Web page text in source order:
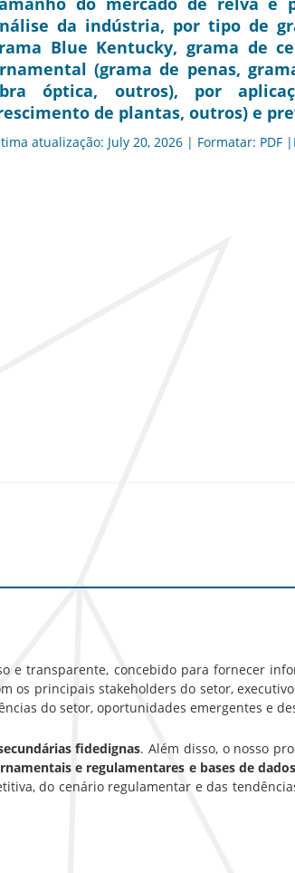
da indústria, por tipo de
Blue Kentucky, grama de
(grama de penas,
óptica, outros), por
de plantas, outros) e
atualização: July 20, 2026 | Formatar: PDF
e transparente, concebido para fornecer
principais stakeholders do setor,
do setor, oportunidades emergentes e
fidedignas. Além disso, o nosso
e regulamentares e bases de
do cenário regulamentar e das